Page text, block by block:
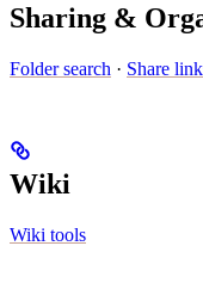
Sharing &
Folder search · Share
Wiki
Wiki tools